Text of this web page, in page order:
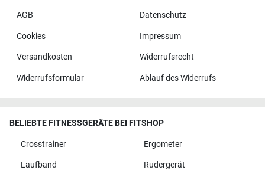
AGB Datenschutz
Cookies Impressum
Versandkosten Widerrufsrecht
Widerrufsformular Ablauf des Widerrufs
BELIEBTE FITNESSGERÄTE BEI FITSHOP
Crosstrainer Ergometer
Laufband Rudergerät